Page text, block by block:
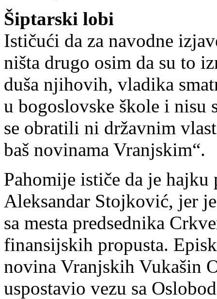
Šiptarski lobi
Ističući da za navodne
ništa drugo osim da su to
duša njihovih, vladika
u bogoslovske škole i nisu
se obratili ni državnim
baš novinama Vranjskim“.
Pahomije ističe da je
Aleksandar Stojković, jer
sa mesta predsednika
finansijskih propusta.
novina Vranjskih Vukašin
uspostavio vezu sa